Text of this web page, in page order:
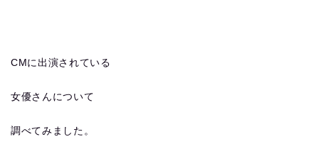
CMに出演されている
女優さんについて
調べてみました。